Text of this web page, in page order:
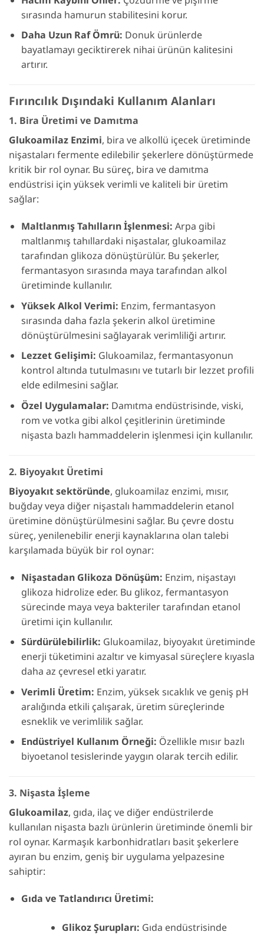
sırasında hamurun stabilitesini korur.
Daha Uzun Raf Ömrü: Donuk ürünlerde
bayatlamayı geciktirerek nihai ürünün kalitesini
artırır.
Fırıncılık Dışındaki Kullanım Alanları
1. Bira Üretimi ve Damıtma
Glukoamilaz Enzimi, bira ve alkollü içecek üretiminde
nişastaları fermente edilebilir şekerlere dönüştürmede
kritik bir rol oynar. Bu süreç, bira ve damıtma
endüstrisi için yüksek verimli ve kaliteli bir üretim
sağlar:
Maltlanmış Tahılların İşlenmesi: Arpa gibi
maltlanmış tahıllardaki nişastalar, glukoamilaz
tarafından glikoza dönüştürülür. Bu şekerler,
fermantasyon sırasında maya tarafından alkol
üretiminde kullanılır.
Yüksek Alkol Verimi: Enzim, fermantasyon
sırasında daha fazla şekerin alkol üretimine
dönüştürülmesini sağlayarak verimliliği artırır.
Lezzet Gelişimi: Glukoamilaz, fermantasyonun
kontrol altında tutulmasını ve tutarlı bir lezzet profili
elde edilmesini sağlar.
Özel Uygulamalar: Damıtma endüstrisinde, viski,
rom ve votka gibi alkol çeşitlerinin üretiminde
nişasta bazlı hammaddelerin işlenmesi için kullanılır.
2. Biyoyakıt Üretimi
Biyoyakıt sektöründe, glukoamilaz enzimi, mısır,
buğday veya diğer nişastalı hammaddelerin etanol
üretimine dönüştürülmesini sağlar. Bu çevre dostu
süreç, yenilenebilir enerji kaynaklarına olan talebi
karşılamada büyük bir rol oynar:
Nişastadan Glikoza Dönüşüm: Enzim, nişastayı
glikoza hidrolize eder. Bu glikoz, fermantasyon
sürecinde maya veya bakteriler tarafından etanol
üretimi için kullanılır.
Sürdürülebilirlik: Glukoamilaz, biyoyakıt üretiminde
enerji tüketimini azaltır ve kimyasal süreçlere kıyasla
daha az çevresel etki yaratır.
Verimli Üretim: Enzim, yüksek sıcaklık ve geniş pH
aralığında etkili çalışarak, üretim süreçlerinde
esneklik ve verimlilik sağlar.
Endüstriyel Kullanım Örneği: Özellikle mısır bazlı
biyoetanol tesislerinde yaygın olarak tercih edilir.
3. Nişasta İşleme
Glukoamilaz, gıda, ilaç ve diğer endüstrilerde
kullanılan nişasta bazlı ürünlerin üretiminde önemli bir
rol oynar. Karmaşık karbonhidratları basit şekerlere
ayıran bu enzim, geniş bir uygulama yelpazesine
sahiptir:
Gıda ve Tatlandırıcı Üretimi:
Glikoz Şurupları: Gıda endüstrisinde